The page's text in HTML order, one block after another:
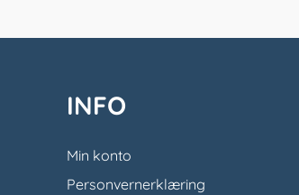
INFO
Min konto
Personvernerklæring